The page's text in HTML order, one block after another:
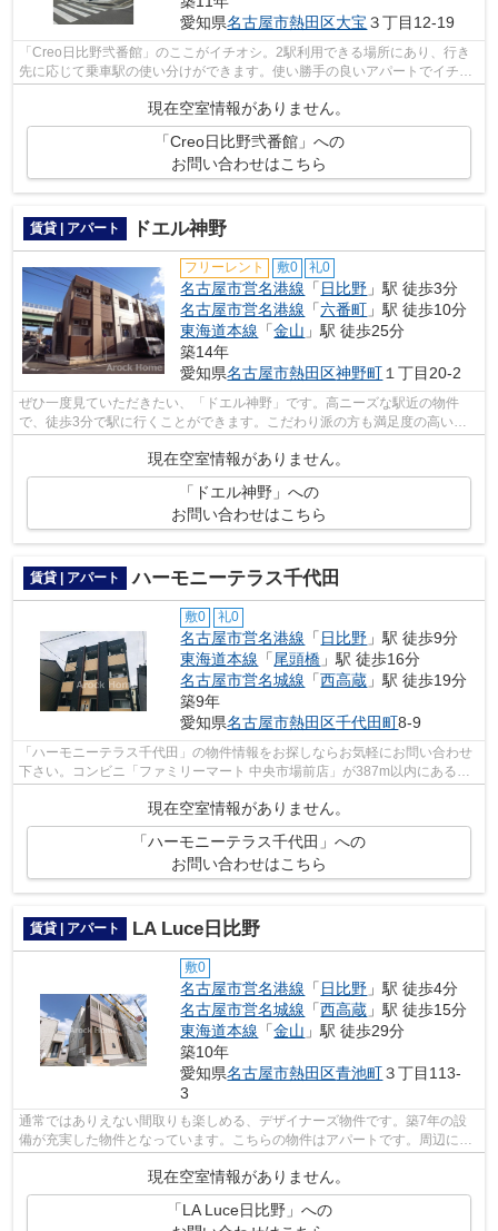
愛知県名古屋市熱田区大宝 ３丁目12-19
「Creo日比野弐番館」のここがイチオシ。2駅利用できる場所にあり、行き
先に応じて乗車駅の使い分けができます。使い勝手の良いアパートでイチオ
現在空室情報がありません。
「Creo日比野弐番館」への
お問い合わせはこちら
賃貸 | アパート ドエル神野
フリーレント 敷0 礼0
名古屋市営名港線 「 日比野 」駅 徒歩3分
名古屋市営名港線 「六番町 」駅 徒歩10分
東海道本線 「金山 」駅 徒歩25分
築14年
愛知県名古屋市熱田区神野町 １丁目20-2
ぜひ一度見ていただきたい、「ドエル神野」です。高ニーズな駅近の物件
で、徒歩3分で駅に行くことができます。こだわり派の方も満足度の高いデ
ザイナーズ物件です。こちらは初期費用を...
現在空室情報がありません。
「ドエル神野」への
お問い合わせはこちら
賃貸 | アパート ハーモニーテラス千代田
敷0 礼0
名古屋市営名港線 「 日比野 」駅 徒歩9分
東海道本線 「尾頭橋 」駅 徒歩16分
名古屋市営名城線 「西高蔵 」駅 徒歩19分
築9年
愛知県名古屋市熱田区千代田町8-9
「ハーモニーテラス千代田」の物件情報をお探しならお気軽にお問い合わせ
下さい。コンビニ「ファミリーマート 中央市場前店」が387m以内にある物
現在空室情報がありません。
「ハーモニーテラス千代田」への
お問い合わせはこちら
賃貸 | アパート LA Luce日比野
敷0
名古屋市営名港線 「 日比野 」駅 徒歩4分
名古屋市営名城線 「西高蔵 」駅 徒歩15分
東海道本線 「金山 」駅 徒歩29分
築10年
愛知県名古屋市熱田区青池町３丁目113-
3
通常ではありえない間取りも楽しめる、デザイナーズ物件です。築7年の設
備が充実した物件となっています。こちらの物件はアパートです。周辺に2
現在空室情報がありません。
「LA Luce日比野」への